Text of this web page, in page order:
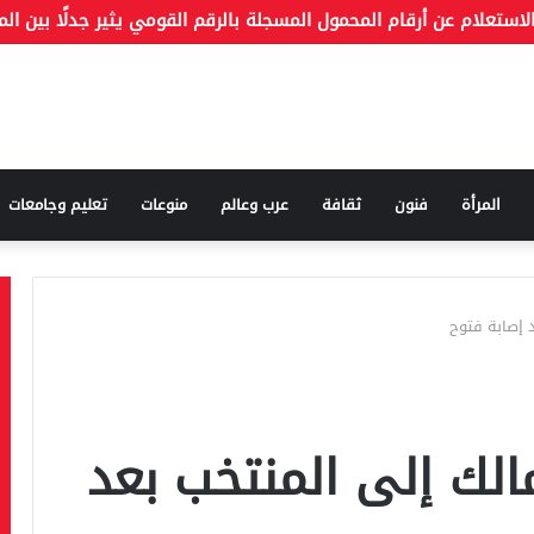
المرأة فنون ثقافة عرب وعالم منوعات تعليم وجامعات
إصابة فتوح
إلى المنتخب بعد